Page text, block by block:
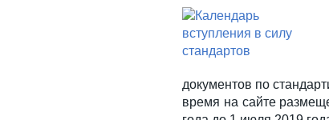
документов по
время на сайте